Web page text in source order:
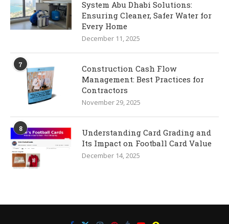
System Abu Dhabi Solutions:
Ensuring Cleaner, Safer Water for
Every Home
December 11, 2025
7
Construction Cash Flow
Management: Best Practices for
Contractors
November 29, 2025
8
Understanding Card Grading and
Its Impact on Football Card Value
December 14, 2025